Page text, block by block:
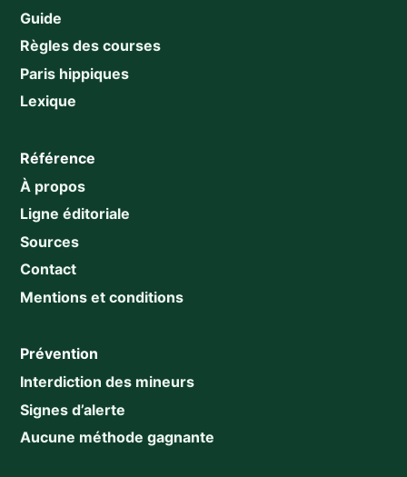
Guide
Règles des courses
Paris hippiques
Lexique
Référence
À propos
Ligne éditoriale
Sources
Contact
Mentions et conditions
Prévention
Interdiction des mineurs
Signes d’alerte
Aucune méthode gagnante